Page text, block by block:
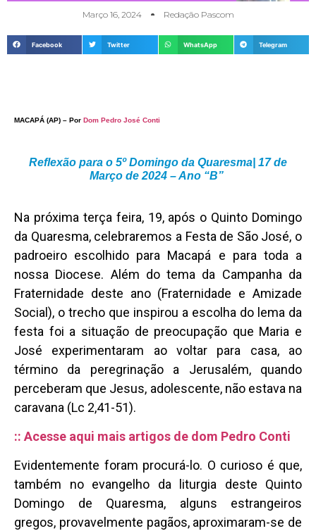
Março 16, 2024 Redação Pascom
Facebook Twitter WhatsApp Telegram
MACAPÁ (AP) – Por Dom Pedro José Conti
Reflexão para o 5º Domingo da Quaresma| 17 de
Março de 2024 – Ano “B”
Na próxima terça feira, 19, após o Quinto Domingo
da Quaresma, celebraremos a Festa de São José, o
padroeiro escolhido para Macapá e para toda a
nossa Diocese. Além do tema da Campanha da
Fraternidade deste ano (Fraternidade e Amizade
Social), o trecho que inspirou a escolha do lema da
festa foi a situação de preocupação que Maria e
José experimentaram ao voltar para casa, ao
término da peregrinação a Jerusalém, quando
perceberam que Jesus, adolescente, não estava na
caravana (Lc 2,41-51).
:: Acesse aqui mais artigos de dom Pedro Conti
Evidentemente foram procurá-lo. O curioso é que,
também no evangelho da liturgia deste Quinto
Domingo de Quaresma, alguns estrangeiros
gregos, provavelmente pagãos, aproximaram-se de